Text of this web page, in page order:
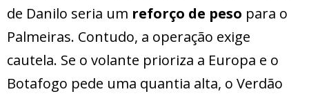
de Danilo seria um reforço de peso para o
Palmeiras. Contudo, a operação exige
cautela. Se o volante prioriza a Europa e o
Botafogo pede uma quantia alta, o Verdão